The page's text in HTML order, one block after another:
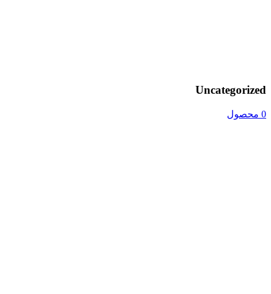
Uncategorized
0 محصول